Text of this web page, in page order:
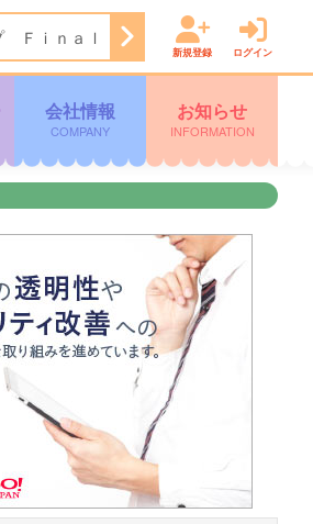
Ｆｉｎａｌ Ｒｏｕｎｄ 17:20
新規登録 ログイン
会社情報
COMPANY
お知らせ
INFORMATION